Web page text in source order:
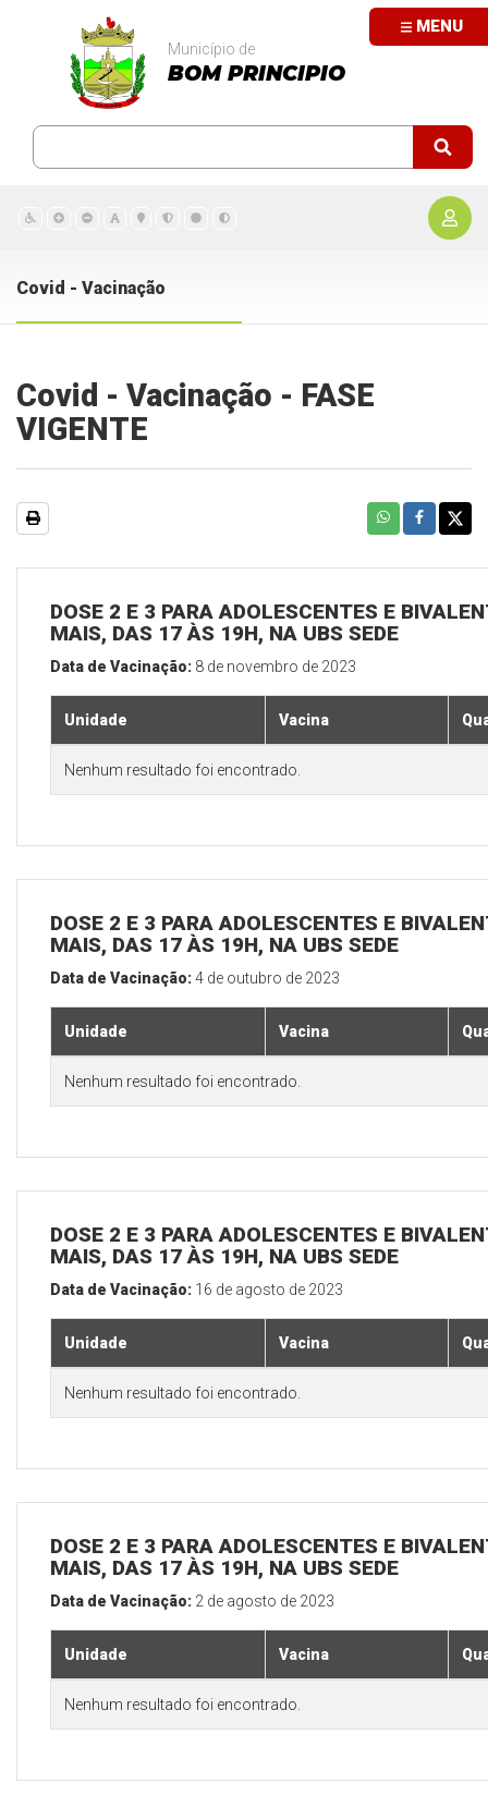
MENU
Município de
BOM PRINCIPIO
Covid - Vacinação
Covid - Vacinação - FASE
VIGENTE
DOSE 2 E 3 PARA ADOLESCENTES E
MAIS, DAS 17 ÀS 19H, NA UBS SEDE
Data de Vacinação: 8 de novembro de 2023
Unidade Vacina
Nenhum resultado foi encontrado.
DOSE 2 E 3 PARA ADOLESCENTES E
MAIS, DAS 17 ÀS 19H, NA UBS SEDE
Data de Vacinação:4 de outubro de 2023
Unidade Vacina
Nenhum resultado foi encontrado.
DOSE 2 E 3 PARA ADOLESCENTES E
MAIS, DAS 17 ÀS 19H, NA UBS SEDE
Data de Vacinação: 16 de agosto de 2023
Unidade Vacina
Nenhum resultado foi encontrado.
DOSE 2 E 3 PARA ADOLESCENTES E
MAIS, DAS 17 ÀS 19H, NA UBS SEDE
Data de Vacinação: 2 de agosto de 2023
Unidade Vacina
Nenhum resultado foi encontrado.